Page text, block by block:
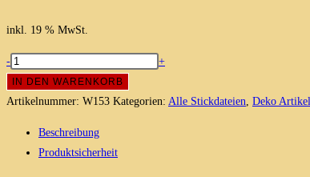
inkl. 19 % MwSt.
Bestecktasche
Weihnachten
Set
Stickdatei
- +
IN DEN WARENKORB
Artikelnummer: W153 Kategorien: Alle Stickdateien Deko Artikel
Beschreibung
Produktsicherheit